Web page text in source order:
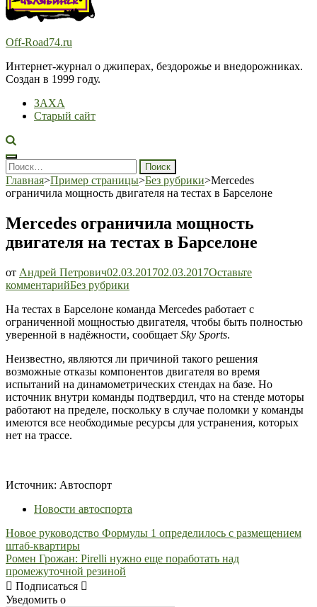
Off-Road74.ru
Интернет-журнал о джиперах, бездорожье и внедорожниках.
Создан в 1999 году.
ЗАХА
Старый сайт
Найти:
Главная>Пример страницы>Без рубрики>Mercedes
ограничила мощность двигателя на тестах в Барселоне
Mercedes ограничила мощность
двигателя на тестах в Барселоне
от Андрей Петрович02.03.201702.03.2017Оставьте
комментарийMercedes
мощность
двигателя
на
в
Барселоне
Без рубрики
На тестах в Барселоне команда Mercedes работает с
ограниченной мощностью двигателя, чтобы быть полностью
уверенной в надёжности, сообщает Sky Sports.
Неизвестно, являются ли причиной такого решения
возможные отказы компонентов двигателя во время
испытаний на динамометрических стендах на базе. Но
источник внутри команды подтвердил, что на стенде моторы
работают на пределе, поскольку в случае поломки у команды
имеются все необходимые ресурсы для устранения, которых
нет на трассе.
Источник: Автоспорт
Новости автоспорта
Навигация
по
записям
Новое руководство Формулы 1 определилось с размещением
штаб-квартиры
Ромен Грожан: Pirelli нужно еще поработать над
промежуточной резиной
Подписаться
Уведомить о